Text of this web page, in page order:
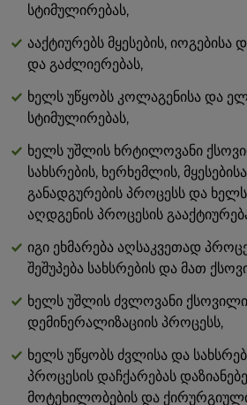
მარილი 0 გ
სტიმულირებას,
ააქტიურებს მყესების, იოგებისა
და გაძლიერებას,
ხელს უწყობს კოლაგენისა და
სტიმულირებას,
ხელს უშლის ხრტილოვანი
სახსრების, ხერხემლის,
განადგურების პროცესს და
აღდგენის პროცესის
იგი ეხმარება აღსაკვეთად
შეშუპება სახსრების და მათ
ხელს უშლის ძვლოვანი
დემინერალიზაციის პროცესს,
ხელს უწყობს ძვლისა და
პროცესის დაჩქარებას
მოტეხილობების და